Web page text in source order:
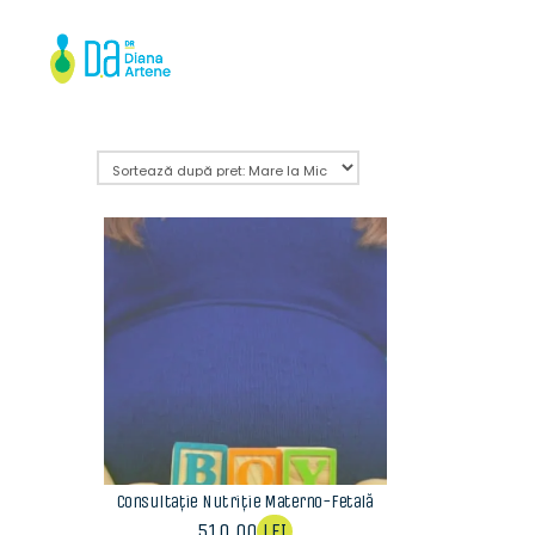
Consultație Nutriție Materno-Fetală